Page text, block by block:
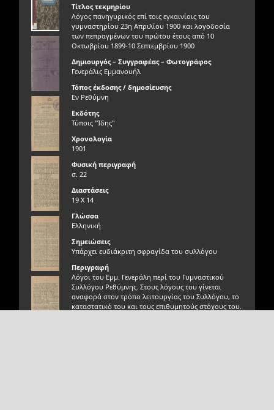
Τίτλος τεκμηρίου
Λόγος πανηγυρικός επί τοις εγκαινίοις του
γυμναστηρίου 23η Απριλίου 1900 και λογοδοσία
των πεπραγμένων του πρώτου έτους από 10
Οκτωβρίου 1899-10 Σεπτεμβρίου 1900
Δημιουργός – Συγγραφέας – Φωτογράφος
Γενεράλις Εμμανουήλ
Τόπος έκδοσης / δημοσίευσης
Εν Ρεθύμνη
Εκδότης
Τύποις "Ίδης"
Χρονολογία
1901
Φυσική περιγραφή
σ. 22
Διαστάσεις
19 Χ 14
Γλώσσα
Ελληνική
Σημειώσεις
Υπάρχει ευδιάκριτη σφραγίδα του συλλόγου
Περιγραφή
Λόγοι του Εμμ. Γενεράλη περί του Γυμναστικού
Συλλόγου Ρεθύμνης. Στους λόγους του γίνεται
αναφορά στον τρόπο λειτουργίας του Συλλόγου, το
καταστατικό του και τους επιθυμητούς στόχους του.